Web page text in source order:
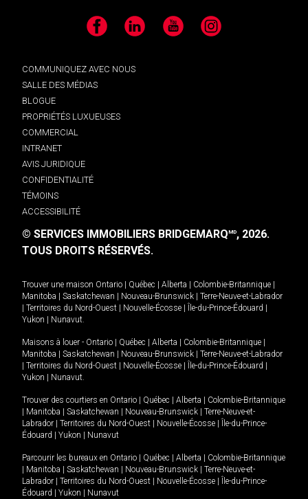
Facebook LinkedIn YouTube Instagram
COMMUNIQUEZ AVEC NOUS
SALLE DES MÉDIAS
BLOGUE
PROPRIÉTÉS LUXUEUSES
COMMERCIAL
INTRANET
AVIS JURIDIQUE
CONFIDENTIALITÉ
TÉMOINS
ACCESSIBILITÉ
© SERVICES IMMOBILIERS BRIDGEMARQMD, 2026.
TOUS DROITS RÉSERVÉS.
Trouver une maison Ontario Québec Alberta Colombie-Britannique
Manitoba
Saskatchewan Nouveau-Brunswick
Terre-Neuve-et-Labrador
Territoires du Nord-Ouest Nouvelle-Écosse Île-du-Prince-Édouard
Yukon
Nunavut.
Maisons à louer - Ontario Québec Alberta Colombie-Britannique
Manitoba
Saskatchewan Nouveau-Brunswick
Terre-Neuve-et-Labrador
Territoires du Nord-Ouest Nouvelle-Écosse Île-du-Prince-Édouard
Yukon
Nunavut.
Trouver des courtiers en Ontario Québec Alberta
Colombie-Britannique
Manitoba Saskatchewan Nouveau-Brunswick
Terre-Neuve-et-
Labrador
Territoires du Nord-Ouest Nouvelle-Écosse
Île-du-Prince-
Édouard
Yukon Nunavut
Parcourir les bureaux en Ontario Québec Alberta
Colombie-Britannique
Manitoba Saskatchewan Nouveau-Brunswick
Terre-Neuve-et-
Labrador
Territoires du Nord-Ouest Nouvelle-Écosse
Île-du-Prince-
Édouard
Yukon Nunavut